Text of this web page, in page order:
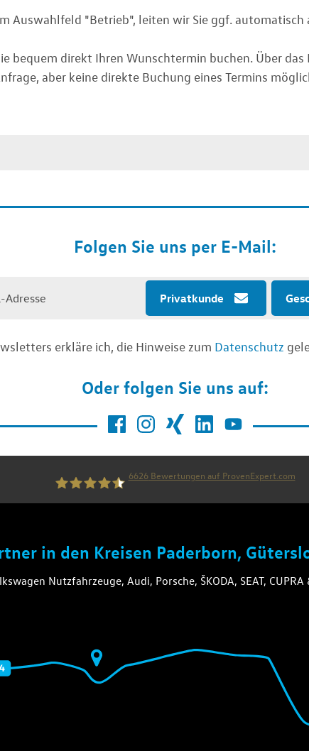
Auswahlfeld "Betrieb", leiten wir Sie ggf. automatisch
bequem direkt Ihren Wunschtermin buchen. Über das
aber keine direkte Buchung eines Termins
Folgen Sie uns per E-Mail:
Privatkunde
erkläre ich, die Hinweise zum Datenschutz
Oder folgen Sie uns auf:
6626 Bewertungen auf ProvenExpert.com
in den Kreisen Paderborn,
Nutzfahrzeuge, Audi, Porsche, ŠKODA, SEAT,